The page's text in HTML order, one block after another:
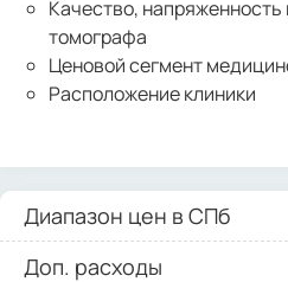
Качество,
томографа
Ценовой сегмент
Расположение клиники
Диапазон цен в СПб
Доп. расходы